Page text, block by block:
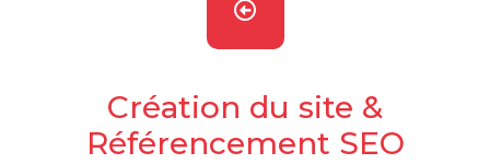
Création du site &
Référencement SEO